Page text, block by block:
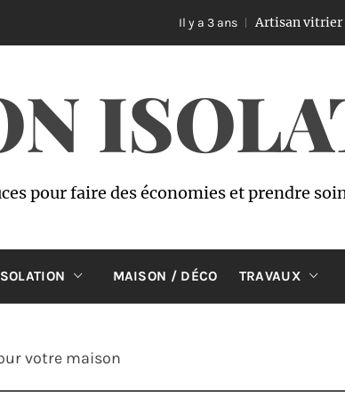
Artisan vitrier à
pour faire des économies et prendre
MAISON / DÉCO TRAVAUX
votre maison